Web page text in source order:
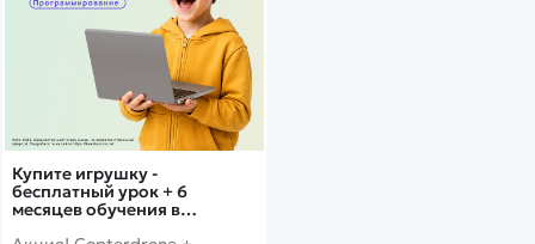
Купите игрушку -
бесплатный урок + 6
месяцев обучения в
Дополнительный способ связи
WhatsApp/Мобильный
Есть вопрос? Можем связаться с вами